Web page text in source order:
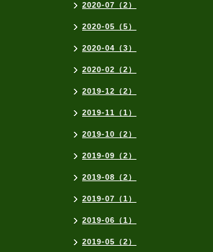
2020-07（2）
2020-05（5）
2020-04（3）
2020-02（2）
2019-12（2）
2019-11（1）
2019-10（2）
2019-09（2）
2019-08（2）
2019-07（1）
2019-06（1）
2019-05（2）